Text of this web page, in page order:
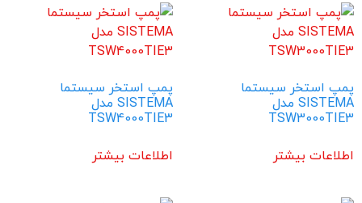
پمپ استخر سیستما
SISTEMA مدل
TSW3000TIE3
اطلاعات بیشتر
پمپ استخر سیستما
SISTEMA مدل
TSW4000TIE3
اطلاعات بیشتر